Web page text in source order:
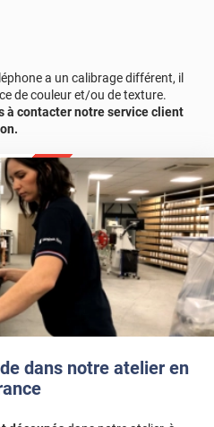
dans notre atelier en
a un calibrage différent, il
de couleur et/ou de texture.
à contacter notre service client